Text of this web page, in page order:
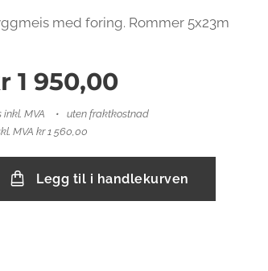
med foring. Rommer 5x23m
1 950,00
inkl. MVA
uten fraktkostnad
MVA kr 1 560,00
Legg til i handlekurven